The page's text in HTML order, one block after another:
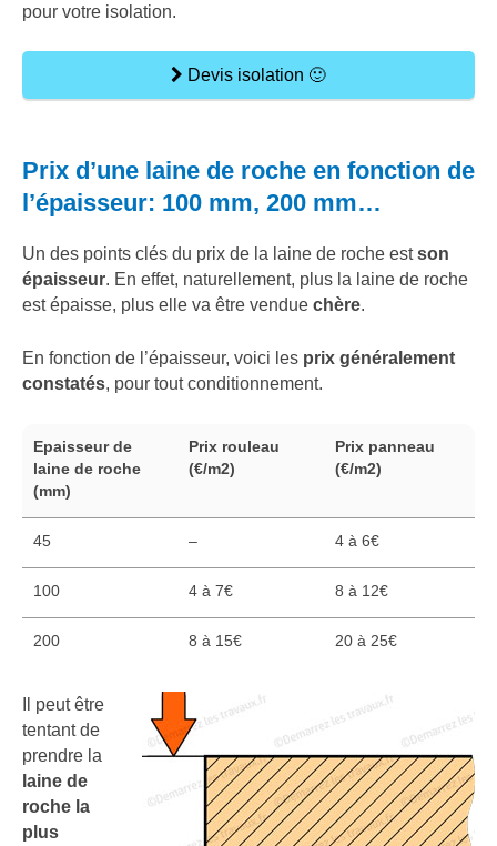
pour votre isolation.
Devis isolation 🙂
Prix d’une laine de roche en fonction de
l’épaisseur: 100 mm, 200 mm…
Un des points clés du prix de la laine de roche estson
épaisseur. En effet, naturellement, plus la laine de roche
est épaisse, plus elle va être vendue chère.
En fonction de l’épaisseur, voici les prix généralement
constatés, pour tout conditionnement.
Epaisseur de
laine de roche
(mm)
Prix rouleau
(€/m2)
Prix panneau
(€/m2)
45 – 4 à 6€
100 4 à 7€ 8 à 12€
200 8 à 15€ 20 à 25€
Il peut être
tentant de
prendre la
laine de
roche la
plus